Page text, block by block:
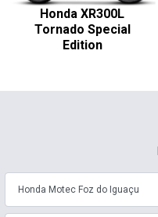
Honda XR300L
Tornado Special
Edition